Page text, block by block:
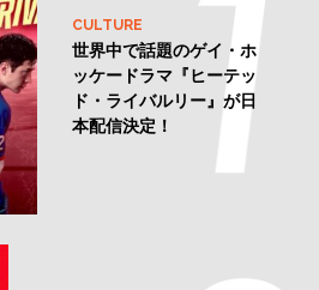
CULTURE
世界中で話題のゲイ・ホ
ッケードラマ『ヒーテッ
ド・ライバルリー』が日
本配信決定！